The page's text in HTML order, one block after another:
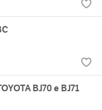
BJ70 e BJ71